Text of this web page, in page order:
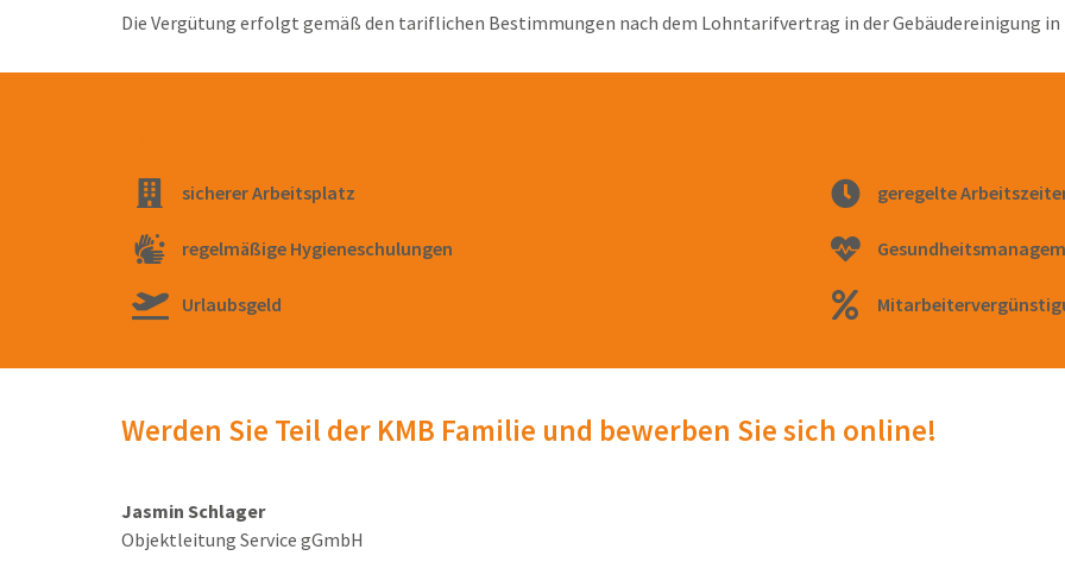
Die Vergütung erfolgt gemäß den tariflichen Bestimmungen nach dem Lohntarifvertrag in der Gebäudereinigung in
sicherer Arbeitsplatz geregelte
regelmäßige Hygieneschulungen
Urlaubsgeld
Werden Sie Teil der KMB Familie und bewerben Sie sich online!
Jasmin Schlager
Objektleitung Service gGmbH